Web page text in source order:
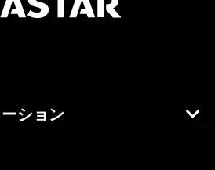
ション